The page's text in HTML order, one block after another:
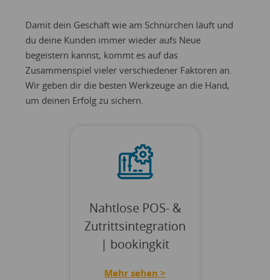
Damit dein Geschäft wie am Schnürchen läuft und
du deine Kunden immer wieder aufs Neue
begeistern kannst, kommt es auf das
Zusammenspiel vieler verschiedener Faktoren an.
Wir geben dir die besten Werkzeuge an die Hand,
um deinen Erfolg zu sichern.
Nahtlose POS- &
Zutrittsintegration
| bookingkit
Mehr sehen >